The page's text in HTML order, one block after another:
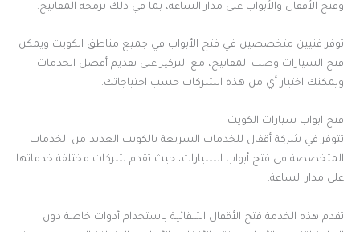
وفتح الأقفال والأبواب على مدار الساعة، بما في ذلك برمجة المفاتيح.
توفر فنيين متخصصين في فتح الأبواب في جميع مناطق الكويت ويمكن
فتح السيارات وصب المفاتيح، مع التركيز على تقديم أفضل الخدمات
ويمكنك اختيار أي من هذه الشركات حسب احتياجاتك.
فتح ابواب سيارات الكويت
تتوفر في شركة أقفال للخدمات السريعة بالكويت العديد من الخدمات
المتخصصة في فتح أبواب السيارات، حيث تقدم شركات مختلفة خدماتها
على مدار الساعة.
تقدم هذه الخدمة فتح الأقفال التلقائية باستخدام أدوات خاصة دون